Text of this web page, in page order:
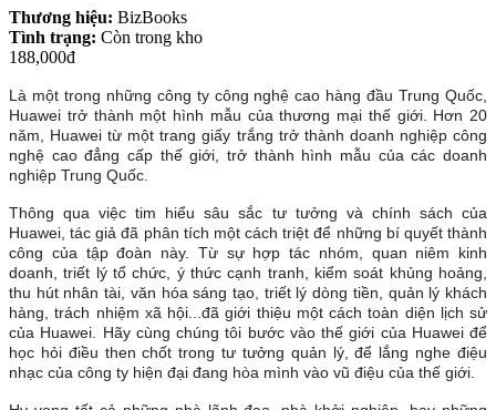
Thương hiệu: BizBooks
Tình trạng: Còn trong kho
188,000đ
Là một trong những công ty công nghệ cao hàng đầu Trung Quốc,
Huawei trở thành một hình mẫu của thương mại thế giới. Hơn 20
năm, Huawei từ một trang giấy trắng trở thành doanh nghiệp công
nghệ cao đẳng cấp thế giới, trở thành hình mẫu của các doanh
nghiệp Trung Quốc.
Thông qua việc tim hiểu sâu sắc tư tưởng và chính sách của
Huawei, tác giả đã phân tích một cách triệt để những bí quyết thành
công của tập đoàn này. Từ sự hợp tác nhóm, quan niêm kinh
doanh, triết lý tổ chức, ý thức cạnh tranh, kiểm soát khủng hoảng,
thu hút nhân tài, văn hóa sáng tạo, triết lý dòng tiền, quản lý khách
hàng, trách nhiệm xã hội...đã giới thiệu một cách toàn diện lịch sử
của Huawei. Hãy cùng chúng tôi bước vào thế giới của Huawei để
học hỏi điều then chốt trong tư tưởng quản lý, để lắng nghe điệu
nhạc của công ty hiện đại đang hòa mình vào vũ điệu của thế giới.